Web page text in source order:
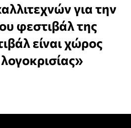
για την
φεστιβάλ της
είναι χώρος